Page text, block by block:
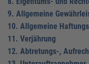
9. Allgemeine
10. Allgemeine
11. Verjährung
12. Abtretungs-,